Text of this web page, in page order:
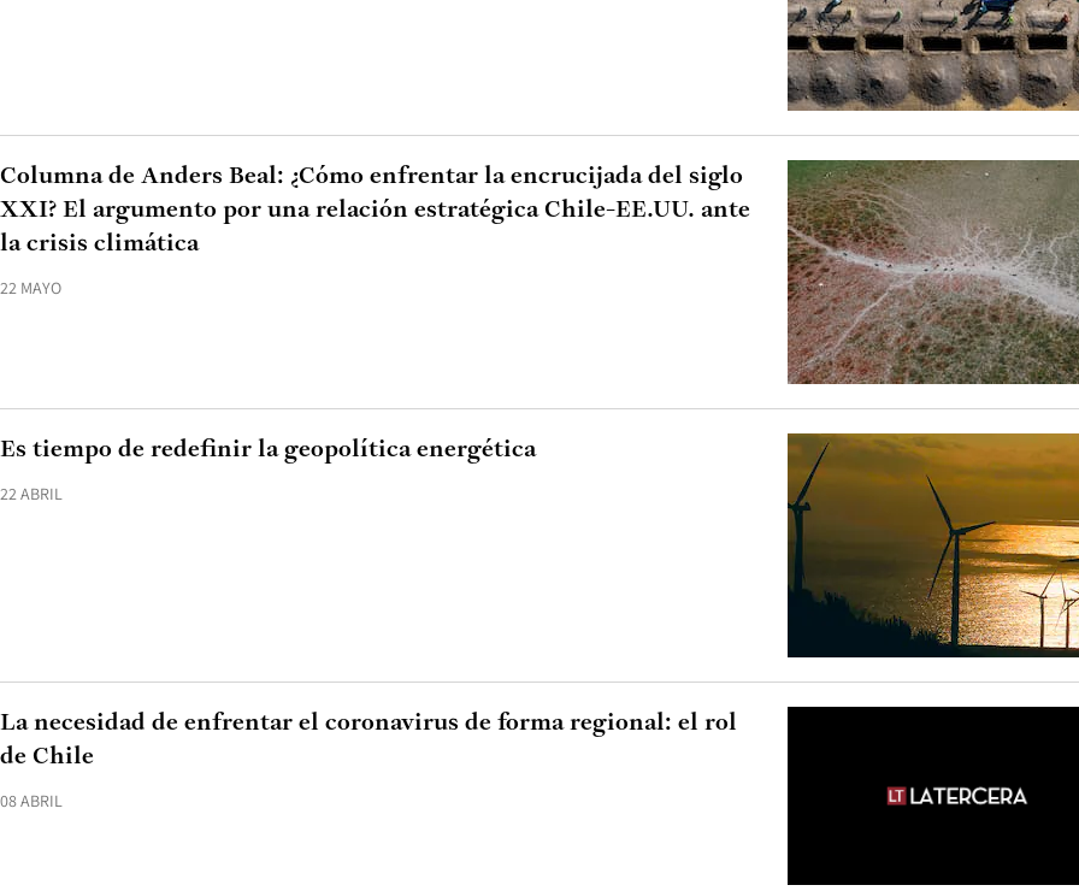
22 MAYO
Columna de Anders Beal: ¿Cómo enfrentar la encrucijada del siglo
XXI? El argumento por una relación estratégica Chile-EE.UU. ante
la crisis climática
22 ABRIL
Es tiempo de redefinir la geopolítica energética
08 ABRIL
La necesidad de enfrentar el coronavirus de forma regional: el rol
de Chile